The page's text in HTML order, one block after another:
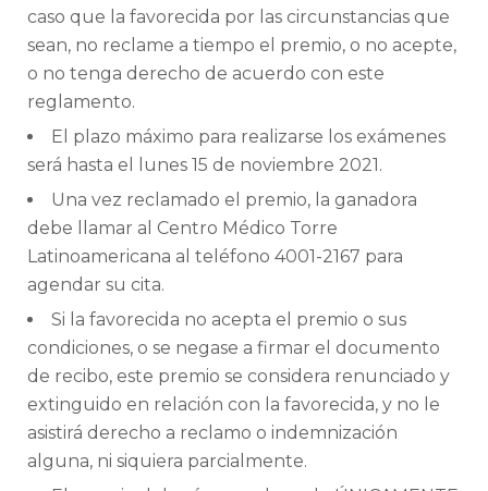
caso que la favorecida por las circunstancias que
sean, no reclame a tiempo el premio, o no acepte,
o no tenga derecho de acuerdo con este
reglamento.
El plazo máximo para realizarse los exámenes
será hasta el lunes 15 de noviembre 2021.
Una vez reclamado el premio, la ganadora
debe llamar al Centro Médico Torre
Latinoamericana al teléfono 4001-2167 para
agendar su cita.
Si la favorecida no acepta el premio o sus
condiciones, o se negase a firmar el documento
de recibo, este premio se considera renunciado y
extinguido en relación con la favorecida, y no le
asistirá derecho a reclamo o indemnización
alguna, ni siquiera parcialmente.